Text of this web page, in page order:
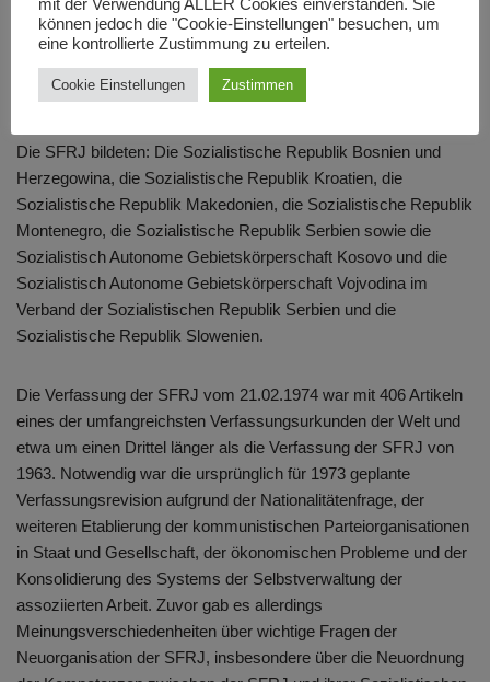
Serbien befanden, gegründet auf die Macht und die
Selbstverwaltung der Arbeiterklasse und allen arbeitenden
Menschen, sowie eine sozialistisch sich selbstverwaltende
demokratische Gemeinschaft der arbeitenden Menschen und
Die SFRJ bildeten: Die Sozialistische Republik Bosnien und
Herzegowina, die Sozialistische Republik Kroatien, die
Sozialistische Republik Makedonien, die Sozialistische Republik
Montenegro, die Sozialistische Republik Serbien sowie die
Sozialistisch Autonome Gebietskörperschaft Kosovo und die
Sozialistisch Autonome Gebietskörperschaft Vojvodina im
Verband der Sozialistischen Republik Serbien und die
Sozialistische Republik Slowenien.
Die Verfassung der SFRJ vom 21.02.1974 war mit 406 Artikeln
eines der umfangreichsten Verfassungsurkunden der Welt und
etwa um einen Drittel länger als die Verfassung der SFRJ von
1963. Notwendig war die ursprünglich für 1973 geplante
Verfassungsrevision aufgrund der Nationalitätenfrage, der
weiteren Etablierung der kommunistischen Parteiorganisationen
in Staat und Gesellschaft, der ökonomischen Probleme und der
Konsolidierung des Systems der Selbstverwaltung der
assoziierten Arbeit. Zuvor gab es allerdings
Meinungsverschiedenheiten über wichtige Fragen der
Neuorganisation der SFRJ, insbesondere über die Neuordnung
mit der Verwendung ALLER Cookies einverstanden. Sie
können jedoch die "Cookie-Einstellungen" besuchen, um
eine kontrollierte Zustimmung zu erteilen.
Cookie Einstellungen Zustimmen